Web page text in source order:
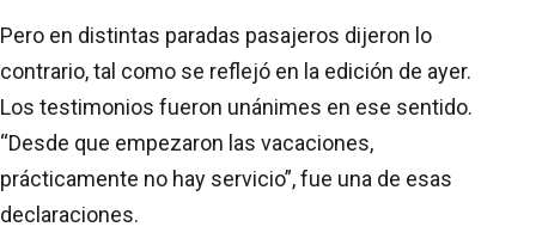
Pero en distintas paradas pasajeros dijeron lo
contrario, tal como se reflejó en la edición de ayer.
Los testimonios fueron unánimes en ese sentido.
“Desde que empezaron las vacaciones,
prácticamente no hay servicio”, fue una de esas
declaraciones.